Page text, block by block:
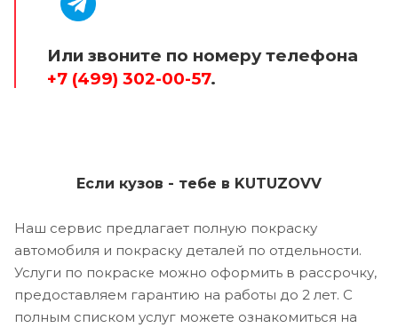
Или звоните по номеру телефона
+7 (499) 302-00-57.
Если кузов - тебе в KUTUZOVV
Наш сервис предлагает полную покраску
автомобиля и покраску деталей по отдельности.
Услуги по покраске можно оформить в рассрочку,
предоставляем гарантию на работы до 2 лет. С
полным списком услуг можете ознакомиться на